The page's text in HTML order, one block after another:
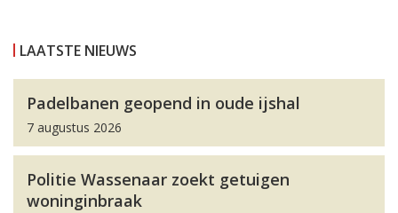
LAATSTE NIEUWS
Padelbanen geopend in oude ijshal
7 augustus 2026
Politie Wassenaar zoekt getuigen
woninginbraak